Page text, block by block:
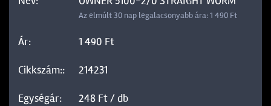
Az elmúlt 30 nap legalacsonyabb ára: 1 490 Ft
1 490 Ft
214231
248 Ft / db